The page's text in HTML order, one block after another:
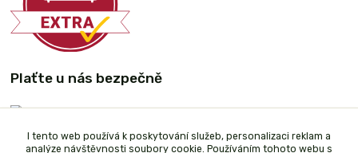
Plaťte u nás bezpečně
I tento web používá k poskytování služeb, personalizaci reklam a
analýze návštěvnosti soubory cookie. Používáním tohoto webu s